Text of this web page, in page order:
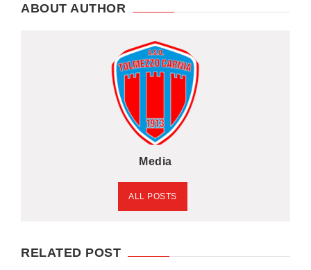
ABOUT AUTHOR
Media
ALL POSTS
RELATED POST